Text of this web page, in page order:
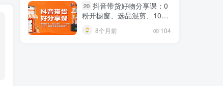
20 抖音带货好物分享课：0
粉开橱窗、选品混剪、1000
粉起号，解锁多渠道变现技
巧
8个月前 104